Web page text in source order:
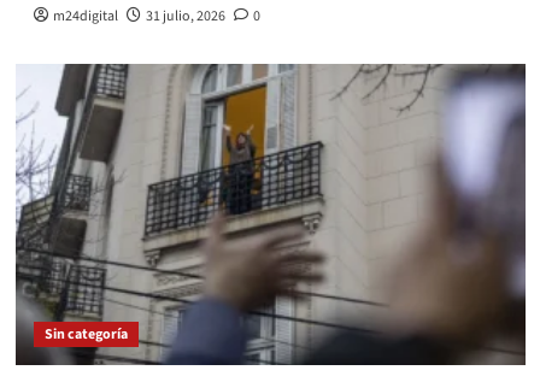
m24digital 31 julio, 2026 0
Sin categoría